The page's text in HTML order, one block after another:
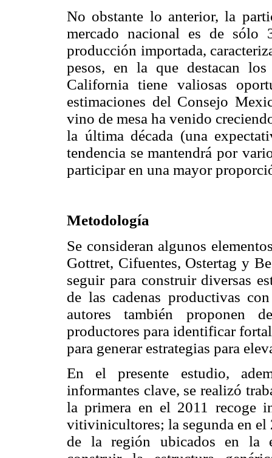
No obstante lo anterior, la
mercado nacional es de
producción importada,
pesos, en la que destacan
California tiene valiosas
estimaciones del Consejo
vino de mesa ha venido
la última década (una
tendencia se mantendrá por
participar en una mayor
Metodología
Se consideran algunos
Gottret, Cifuentes, Ostertag y
seguir para construir diversas
de las cadenas productivas
autores también proponen
productores para identificar
para generar estrategias para
En el presente estudio,
informantes clave, se realizó
la primera en el 2011 recoge
vitivinicultores; la segunda en
de la región ubicados en la